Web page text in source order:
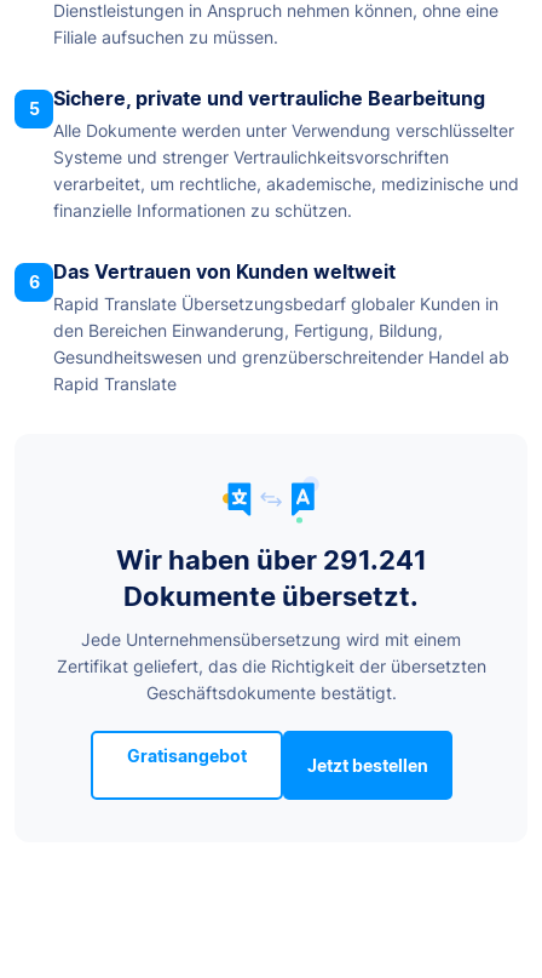
Dienstleistungen in Anspruch nehmen können, ohne eine
Filiale aufsuchen zu müssen.
5 Sichere, private und vertrauliche Bearbeitung
Alle Dokumente werden unter Verwendung verschlüsselter
Systeme und strenger Vertraulichkeitsvorschriften
verarbeitet, um rechtliche, akademische, medizinische und
finanzielle Informationen zu schützen.
6 Das Vertrauen von Kunden weltweit
Rapid Translate Übersetzungsbedarf globaler Kunden in
den Bereichen Einwanderung, Fertigung, Bildung,
Gesundheitswesen und grenzüberschreitender Handel ab
Rapid Translate
Wir haben über 291.241
Dokumente übersetzt.
Jede Unternehmensübersetzung wird mit einem
Zertifikat geliefert, das die Richtigkeit der übersetzten
Geschäftsdokumente bestätigt.
Gratisangebot Jetzt bestellen